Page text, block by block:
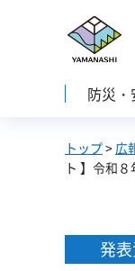
山梨
防災・
トップ> 広
ト 】令和
発